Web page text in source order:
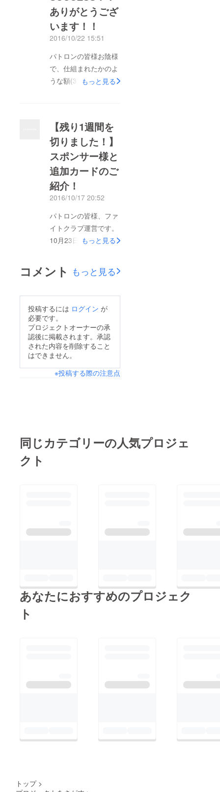
ありがとうござ
います！！
2016/10/22 15:51
パトロンの皆様お陰様
で、仕組まれたかのよ
うな額(35万とんで356
番を迎えます。18:00-
開場ですので、遅れな
いようにお願いしま
す。場所はここだよ！
★また、スポンサード
の向けに、ニコニコ生
放送も予定しておりま
す。
http://live.nicovideo.jp/
watch/lv279546796※
後日配信します。もう
少しお待ちください。
になること、間違いな
し！是非ご注目くださ
い！ファイトクラブ運
営 一同
もっと見る
【残り1週間を
切りました！】
スポンサー様と
追加カードのご
紹介！
2016/10/17 20:52
パトロンの皆様、ファ
イトクラブ運営です。
10月23日まで残すと
した！運営陣も店舗側
と打ち合わせをし、準
のお時間を頂戴する手
前、一時たりとも無駄
な時間を過ごさせない
よう、全力で詰め込ん
ださい！また、現段階
現段階でのスポンサー
様についてご紹介させ
おります！！！！飲食
一読ください！「なん
作ることや、ITの知識
ドファンディングもサ
もっと見る
コメント もっと見る
投稿するには ログイン が
必要です。
プロジェクトオーナーの承
認後に掲載されます。承認
された内容を削除すること
はできません。
※投稿する際の注意点
同じカテゴリーの人気プロジェ
クト
あなたにおすすめのプロジェク
ト
トップ >